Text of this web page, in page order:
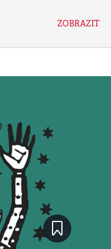
ZOBRAZIT